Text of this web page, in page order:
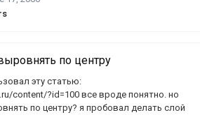
содержимым "подгружаемого" в
по центру
эту статью:
content/?id=100 все вроде понятно. но
по центру? я пробовал делать слой